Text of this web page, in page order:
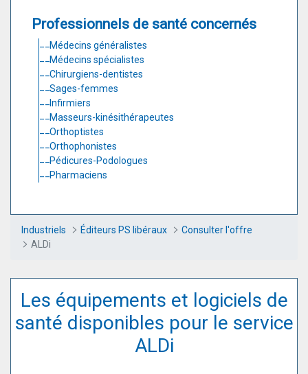
Professionnels de santé concernés
Médecins généralistes
Médecins spécialistes
Chirurgiens-dentistes
Sages-femmes
Infirmiers
Masseurs-kinésithérapeutes
Orthoptistes
Orthophonistes
Pédicures-Podologues
Pharmaciens
Industriels Éditeurs PS libéraux
Consulter l'offre
ALDi
Les équipements et logiciels de
santé disponibles pour le service
ALDi